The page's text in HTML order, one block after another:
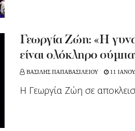
Γεωργία Ζώη: «Η
είναι ολόκληρο
ΒΑΣΙΛΗΣ ΠΑΠΑΒΑΣΙΛΕΙΟΥ 11
H Γεωργία Ζώη σε